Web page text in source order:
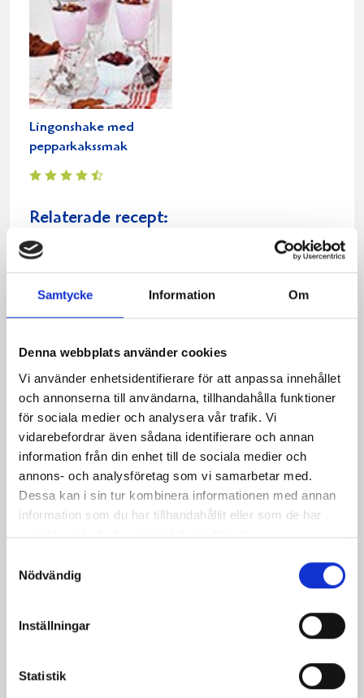
Samtycke Information Om
Denna webbplats använder cookies
Vi använder enhetsidentifierare för att anpassa innehållet
och annonserna till användarna, tillhandahålla funktioner
för sociala medier och analysera vår trafik. Vi
vidarebefordrar även sådana identifierare och annan
information från din enhet till de sociala medier och
annons- och analysföretag som vi samarbetar med.
Dessa kan i sin tur kombinera informationen med annan
information som du har tillhandahållit eller som de har
samlat in när du har använt deras tjänster.
Nödvändig
Inställningar
Statistik
Lingonshake med
pepparkakssmak
Relaterade recept:
godaste pepparkakor
pepparkakor pepparkak godaste
julens godast peppar julen goda
Facebook
TwitterPinterest
post
Bäst i test: Norrmejeriers laktosfria